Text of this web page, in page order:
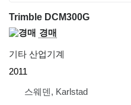
Trimble DCM300G
경매
기타 산업기계
2011
스웨덴, Karlstad